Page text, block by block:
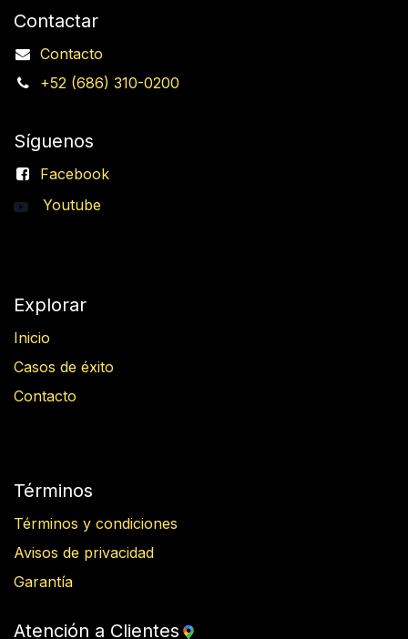
Contactar
Contacto
+52 (686) 310-0200
Síguenos
Facebook
Youtube
Explorar
Inicio
Casos de éxito
Contacto
Términos
Términos y condiciones
Avisos de privacidad
Garantía
Atención a Clientes